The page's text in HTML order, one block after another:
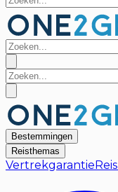
Bestemmingen
Reisthemas
Vertrekgarantie